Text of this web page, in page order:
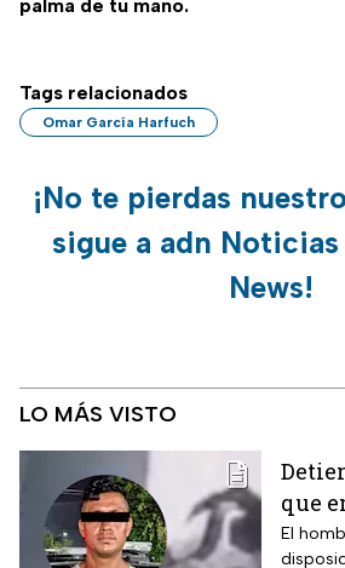
palma de tu mano.
Tags relacionados
Omar García Harfuch
¡No te pierdas
sigue a adn
News!
LO MÁS VISTO
que
El